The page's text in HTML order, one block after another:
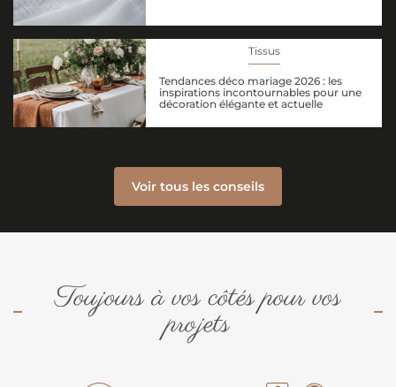
Tissus
Tendances déco mariage 2026 : les
inspirations incontournables pour une
décoration élégante et actuelle
Voir tous les conseils
Toujours à vos côtés pour vos
projets